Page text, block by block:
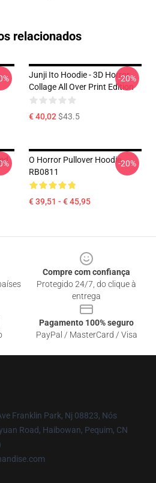
relacionados
Junji Ito Hoodie - 3D Horror
Collage All Over Print Edition
€ 40,02$43.5
-20%
O Horror Pullover Hoodie
RB0811
€ 39,51 - € 45,95
-20%
Compre com confiança
Protegido 24/7, do clique à
entrega
Pagamento 100% seguro
PayPal / MasterCard / Visa
Franklin Park, Nj 08823, Nós
Road, Haibowan, Pequim, CN